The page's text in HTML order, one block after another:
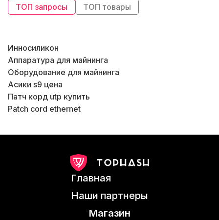
ТОП запросы ТОП товары
Инносиликон
Аппаратура для майнинга
Оборудование для майнинга
Асики s9 цена
Патч корд utp купить
Patch cord ethernet
Goldshell kd box купить
Купить витую пару в Харькове
Antminer s19 ценаГлавная
Наши партнеры
Магазин